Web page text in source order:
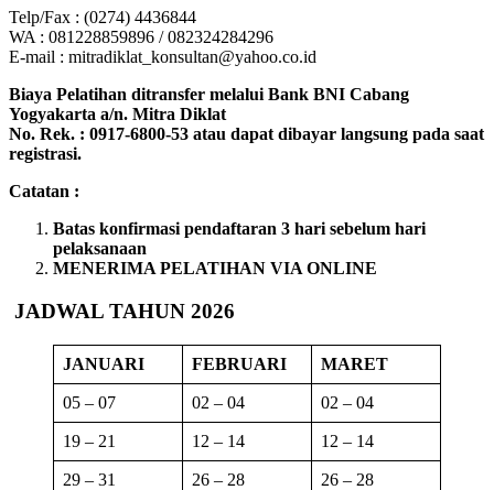
Telp/Fax : (0274) 4436844
WA : 081228859896 / 082324284296
E-mail : mitradiklat_konsultan@yahoo.co.id
Biaya Pelatihan ditransfer melalui Bank BNI Cabang
Yogyakarta a/n. Mitra Diklat
No. Rek. : 0917-6800-53 atau dapat dibayar langsung pada saat
registrasi.
Catatan :
Batas konfirmasi pendaftaran 3 hari sebelum hari
pelaksanaan
MENERIMA PELATIHAN VIA ONLINE
JADWAL TAHUN 2026
JANUARI FEBRUARI MARET
05 – 07 02 – 04 02 – 04
19 – 21 12 – 14 12 – 14
29 – 31 26 – 28 26 – 28